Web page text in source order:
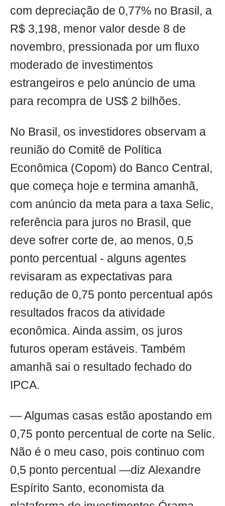
com depreciação de 0,77% no Brasil, a
R$ 3,198, menor valor desde 8 de
novembro, pressionada por um fluxo
moderado de investimentos
estrangeiros e pelo anúncio de uma
para recompra de US$ 2 bilhões.
No Brasil, os investidores observam a
reunião do Comitê de Política
Econômica (Copom) do Banco Central,
que começa hoje e termina amanhã,
com anúncio da meta para a taxa Selic,
referência para juros no Brasil, que
deve sofrer corte de, ao menos, 0,5
ponto percentual - alguns agentes
revisaram as expectativas para
redução de 0,75 ponto percentual após
resultados fracos da atividade
econômica. Ainda assim, os juros
futuros operam estáveis. Também
amanhã sai o resultado fechado do
IPCA.
— Algumas casas estão apostando em
0,75 ponto percentual de corte na Selic.
Não é o meu caso, pois continuo com
0,5 ponto percentual —diz Alexandre
Espírito Santo, economista da